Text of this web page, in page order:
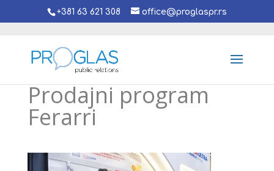
+381 63 621 308 office@proglaspr.rs
Prodajni program
Ferarri